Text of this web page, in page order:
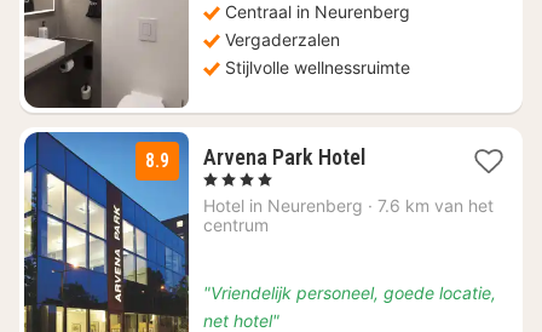
84
Centraal in Neurenberg
Vergaderzalen
Stijlvolle wellnessruimte
8.9 Arvena Park Hotel1
vanaf
, 4 Sterren
Hotel in Neurenberg · 7.6 km van het
centrum
"Vriendelijk personeel, goede locatie,
net hotel"